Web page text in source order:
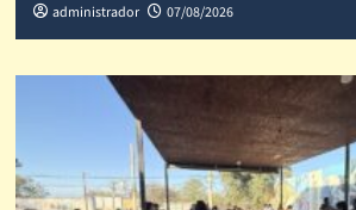
administrador 07/08/2026